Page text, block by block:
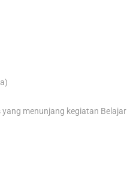
menunjang kegiatan Belajar